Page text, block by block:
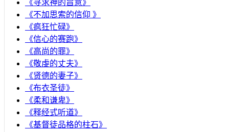
《寻求神的旨意》
《不加思索的信仰 》
《疯狂忙碌》
《信心的赛跑》
《高尚的罪》
《敬虔的丈夫》
《贤德的妻子》
《布衣圣徒》
《柔和谦卑》
《释经式听道》
《基督徒品格的柱石》